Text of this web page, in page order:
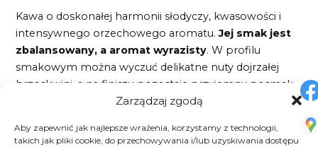
Zarządzaj zgodą
Aby zapewnić jak najlepsze wrażenia, korzystamy z technologii,
takich jak pliki cookie, do przechowywania i/lub uzyskiwania dostępu
Kawa o doskonałej harmonii słodyczy, kwasowości i
intensywnego orzechowego aromatu.Jej smak jest
zbalansowany, a aromat wyrazisty. W profilu
smakowym można wyczuć delikatne nuty dojrzałej
brzoskwini, a na finiszu pozostaje przyjemny posmak
czekolady. Kolombia Supremo to kawa zbierana
Charakterystyczne dla kolumbijskiej kawy Supremo są